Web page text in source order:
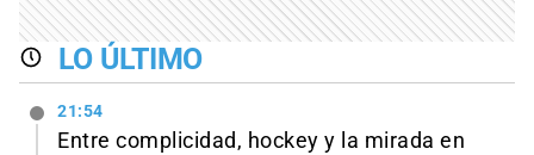
LO ÚLTIMO
21:54
Entre complicidad, hockey y la mirada en